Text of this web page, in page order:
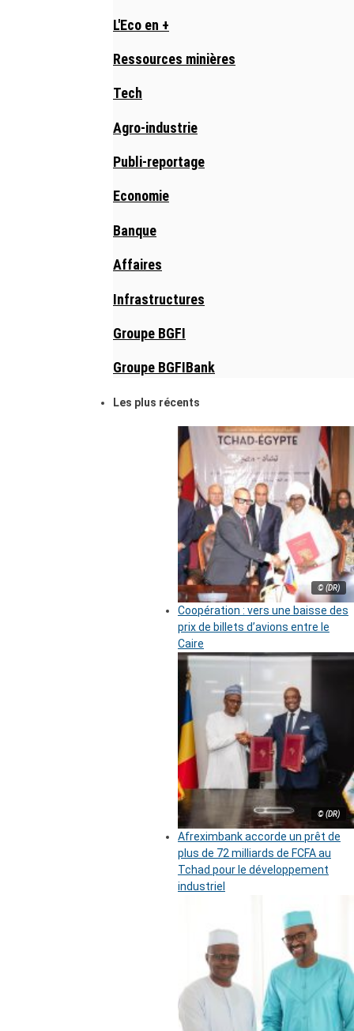
L'Eco en +
Ressources minières
Tech
Agro-industrie
Publi-reportage
Economie
Banque
Affaires
Infrastructures
Groupe BGFI
Groupe BGFIBank
Les plus récents
© (DR)
Coopération : vers une baisse des
prix de billets d’avions entre le
Caire
© (DR)
Afreximbank accorde un prêt de
plus de 72 milliards de FCFA au
Tchad pour le développement
industriel